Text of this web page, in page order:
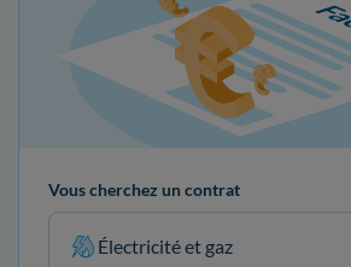
Vous cherchez un contrat
Électricité et gaz